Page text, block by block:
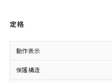
定格
動作表示
保護構造